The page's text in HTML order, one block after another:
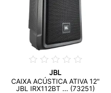
JBL
CAIXA ACÚSTICA ATIVA 12"
JBL IRX112BT ... (73251)